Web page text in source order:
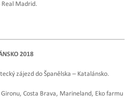
Real Madrid.
2018
zájezd do Španělska – Katalánsko.
Costa Brava, Marineland, Eko farmu